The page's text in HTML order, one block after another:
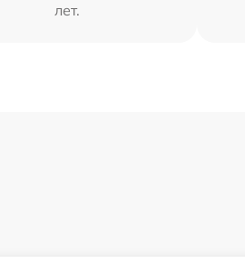
лет.